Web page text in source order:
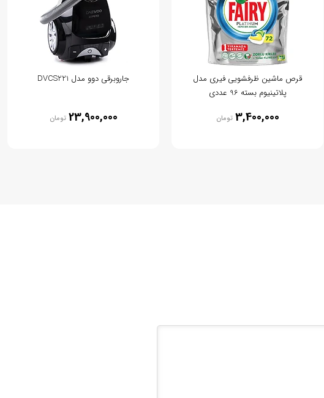
قرص ماشین ظرفشویی فیری مدل
پلاتینیوم بسته 96 عددی
3,400,000 تومان
جاروبرقی دوو مدل DVCS221
23,900,000 تومان